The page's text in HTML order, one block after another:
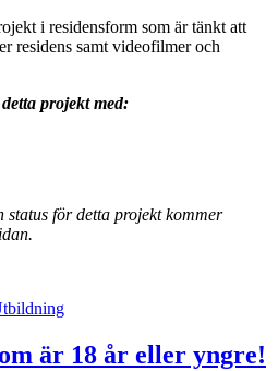
i residensform som är tänkt att
residens samt videofilmer och
projekt med:
för detta projekt kommer
är 18 år eller yngre!